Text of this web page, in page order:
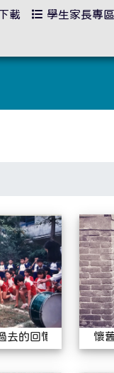
懷舊回顧
去的回憶 懷
載 學生家長專區